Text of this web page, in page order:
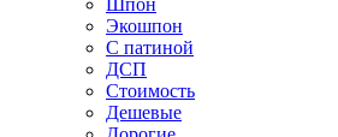
Шпон
Экошпон
С патиной
ДСП
Стоимость
Дешевые